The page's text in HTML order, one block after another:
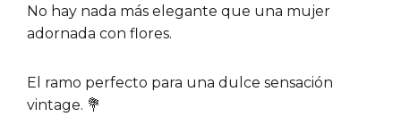
No hay nada más elegante que una mujer
adornada con flores.
El ramo perfecto para una dulce sensación
vintage. 💐